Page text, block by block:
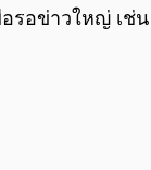
รอข่าวใหญ่ เช่